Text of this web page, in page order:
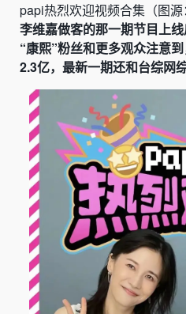
papi热烈欢迎视频合集（图源
李维嘉做客的那一期节目上
“康熙”粉丝和更多观众注意
2.3亿，最新一期还和台综网